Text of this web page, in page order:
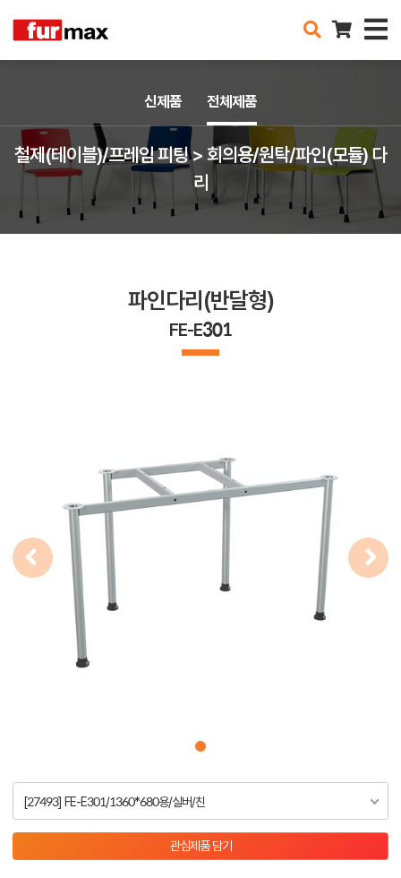
철제(테이블)/프레임 피팅 > 회의용/원탁/파인(모듈) 다
리
신제품 전체제품
파인다리(반달형)
FE-E301
[27493] FE-E301/1360*680용/실버/친
관심제품 담기